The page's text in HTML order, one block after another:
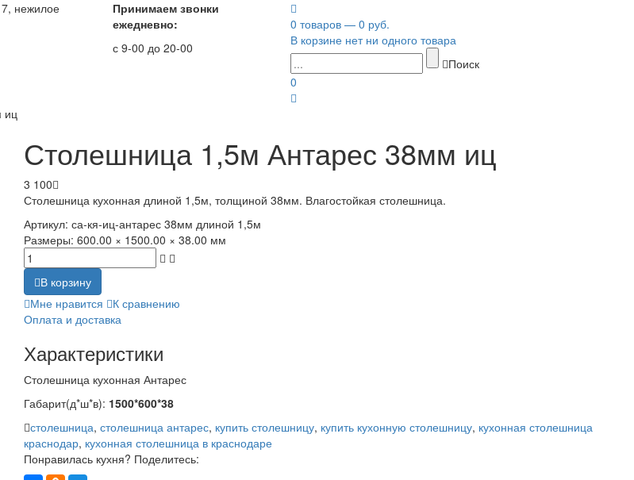
нежилое
Принимаем звонки
ежедневно:
с 9-00 до 20-00
0 товаров — 0 руб.
В корзине нет ни одного товара
Поиск
0
иц
Столешница 1,5м Антарес 38мм иц
3 100
Столешница кухонная длиной 1,5м, толщиной 38мм. Влагостойкая столешница.
Артикул: са-кя-иц-антарес 38мм длиной 1,5м
Размеры: 600.00 × 1500.00 × 38.00 мм
В корзину
Мне нравится
К сравнению
Оплата и доставка
Характеристики
Столешница кухонная Антарес
Габарит(д*ш*в): 1500*600*38
столешница, столешница антарес, купить столешницу, купить кухонную столешницу, кухонная столешница
краснодар, кухонная столешница в краснодаре
Понравилась кухня? Поделитесь: